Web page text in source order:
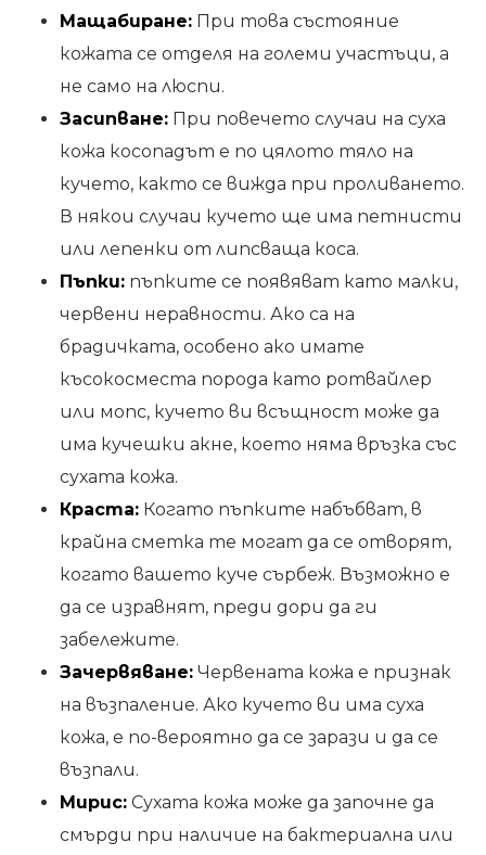
Мащабиране: При това състояние
кожата се отделя на големи участъци, а
не само на люспи.
Засипване: При повечето случаи на суха
кожа косопадът е по цялото тяло на
кучето, както се вижда при проливането.
В някои случаи кучето ще има петнисти
или лепенки от липсваща коса.
Пъпки: пъпките се появяват като малки,
червени неравности. Ако са на
брадичката, особено ако имате
късокосместа порода като ротвайлер
или мопс, кучето ви всъщност може да
има кучешки акне, което няма връзка със
сухата кожа.
Краста: Когато пъпките набъбват, в
крайна сметка те могат да се отворят,
когато вашето куче сърбеж. Възможно е
да се изравнят, преди дори да ги
забележите.
Зачервяване: Червената кожа е признак
на възпаление. Ако кучето ви има суха
кожа, е по-вероятно да се зарази и да се
възпали.
Мирис: Сухата кожа може да започне да
смърди при наличие на бактериална или